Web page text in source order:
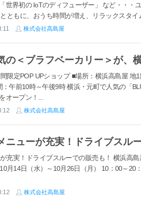
世界初の IoTのディフューザー」 など・・・
ともに、おうち時間が増え、リラックスタイ
日本橋高島屋では 「芸術の秋は、デザインや
株式会社高島屋
限定POP UPショップ ■場所：横浜高島屋
午前10時～午後9時 横浜・元町で人気の「
オープン！...
株式会社高島屋
充実！ドライブスルーでの販売も！ 横浜高
月14日（水）～10月26日（月） 10：00～
株式会社高島屋